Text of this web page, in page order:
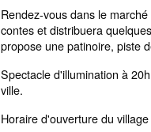
Rendez-vous dans le
contes et distribuera
propose une patinoire, piste
Spectacle d'illumination à
ville.
Horaire d'ouverture du